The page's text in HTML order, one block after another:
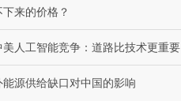
下来的价格？
美人工智能竞争：道路比技术更重要
能源供给缺口对中国的影响